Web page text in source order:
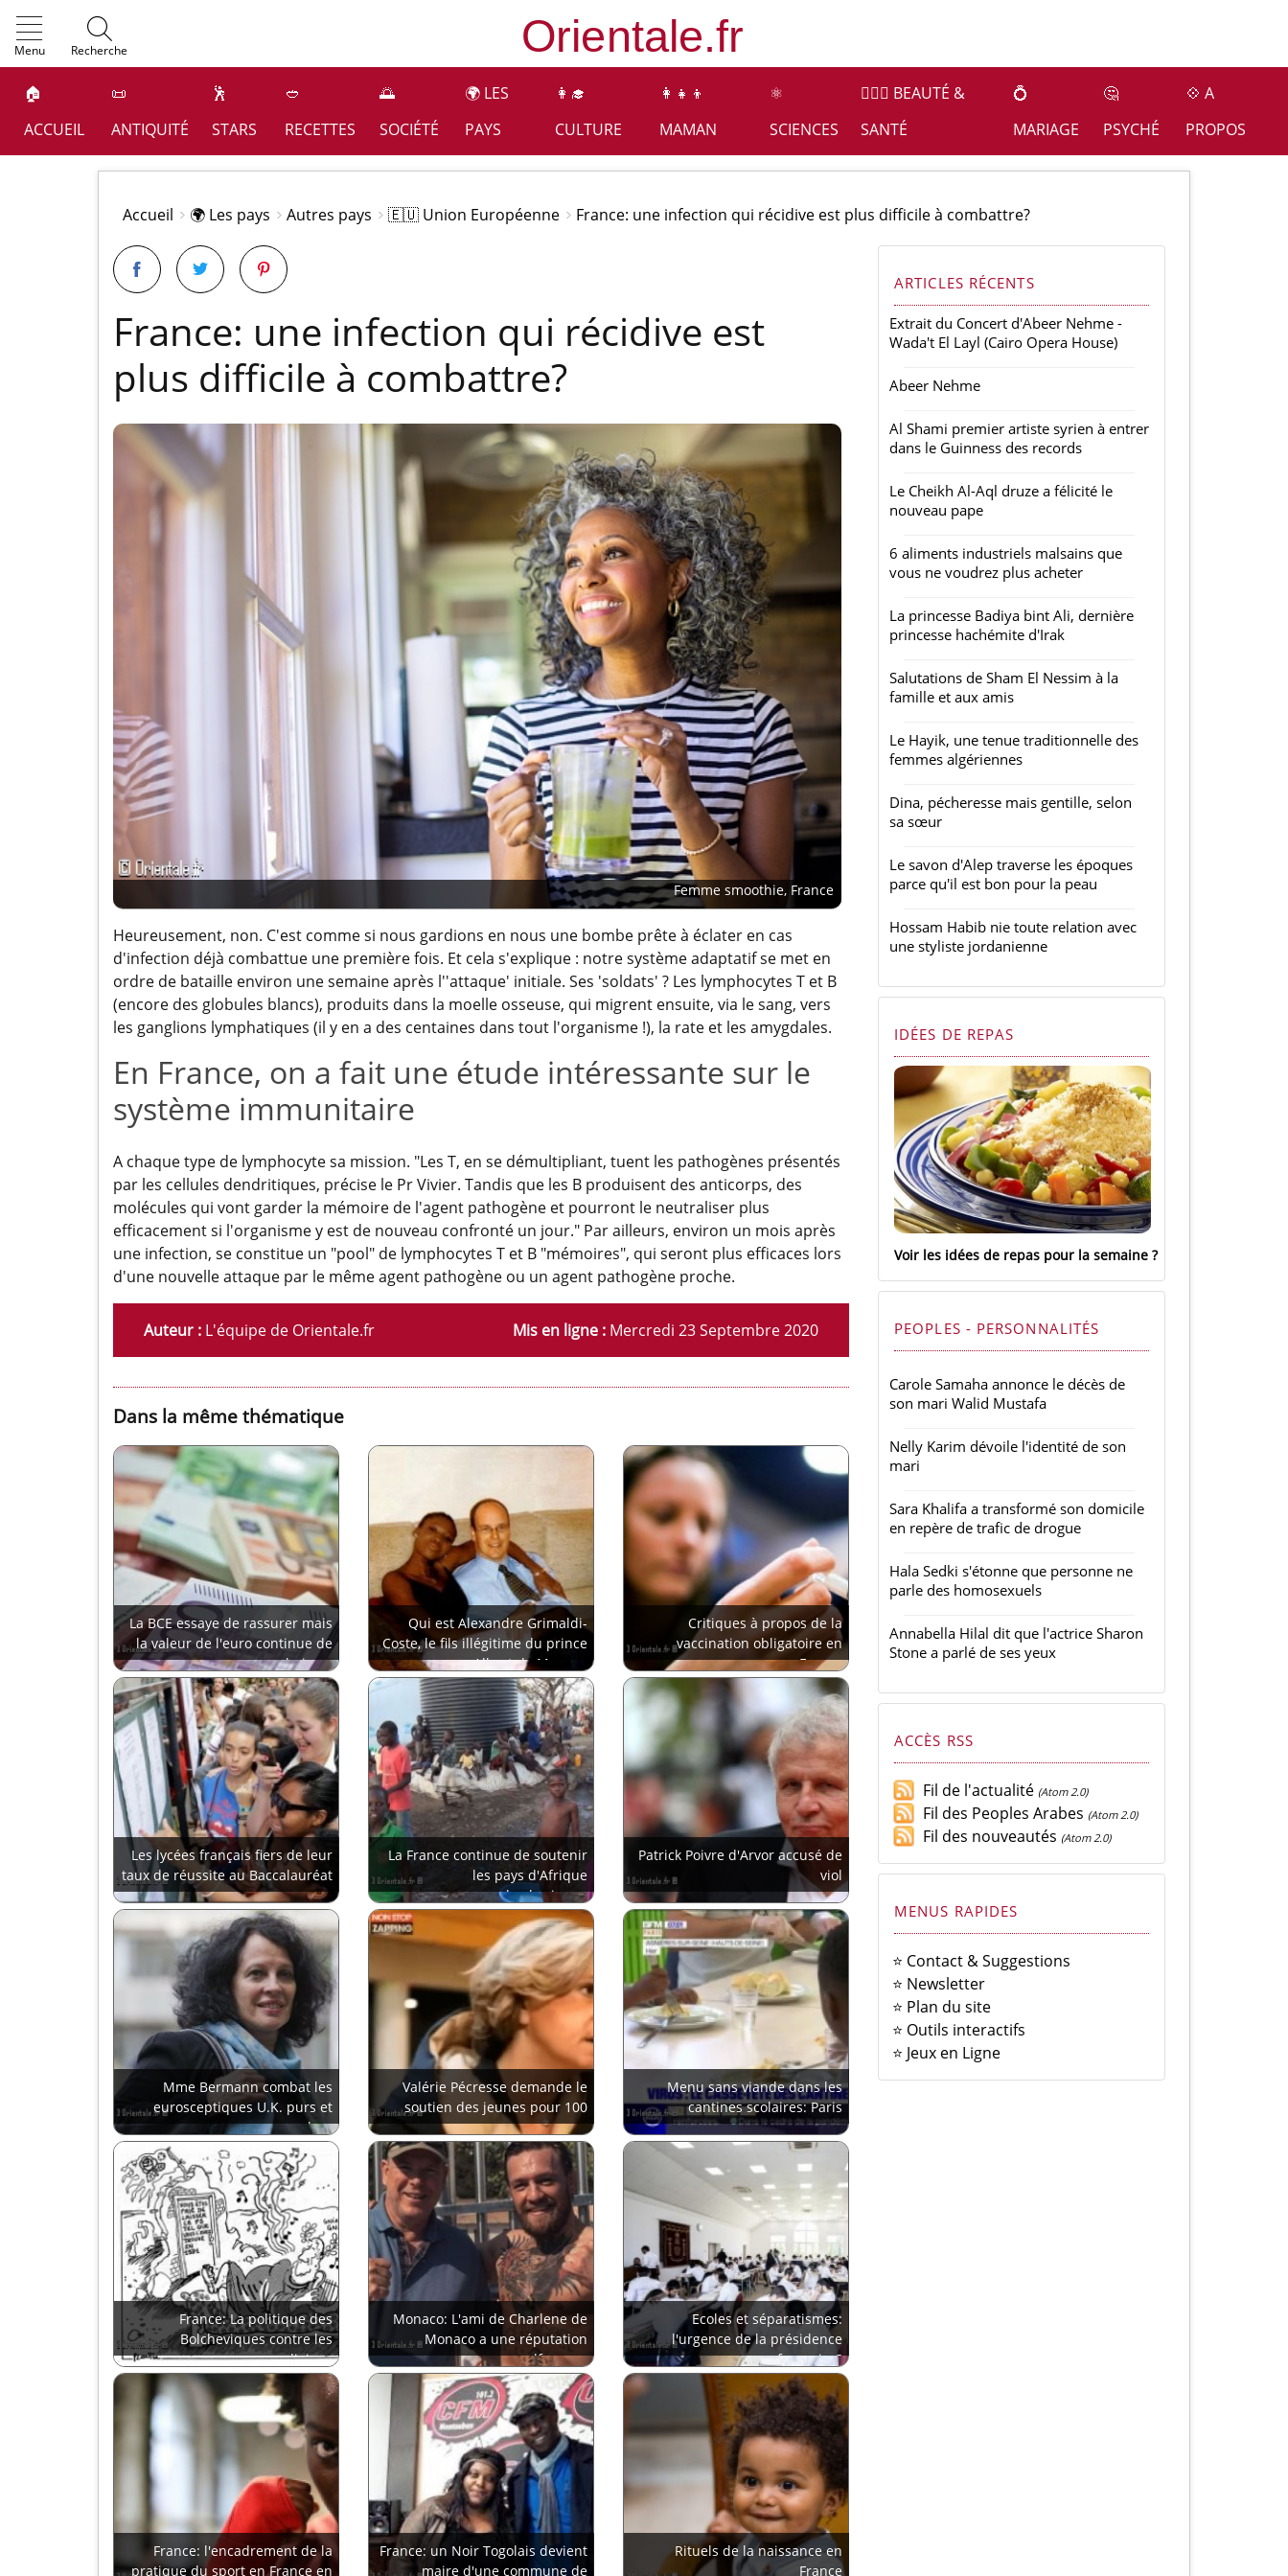
Menu Recherche
🏠
ACCUEIL
📜
ANTIQUITÉ
🕺
STARS
🥙
RECETTES
🌅
SOCIÉTÉ
🌍 LES
PAYS
👩‍🎓
CULTURE
👩‍👧‍👦
MAMAN
⚛️
SCIENCES
👩🏻‍⚕️ BEAUTÉ &
SANTÉ
💍
MARIAGE
🤔
PSYCHÉ
💠 A
PROPOS
Accueil 🌍 Les pays Autres pays 🇪🇺 Union Européenne France: une infection qui récidive est plus difficile à combattre?
France: une infection qui récidive est
plus difficile à combattre?
Femme smoothie, France
Heureusement, non. C'est comme si nous gardions en nous une bombe prête à éclater en cas
d'infection déjà combattue une première fois. Et cela s'explique : notre système adaptatif se met en
ordre de bataille environ une semaine après l''attaque' initiale. Ses 'soldats' ? Les lymphocytes T et B
(encore des globules blancs), produits dans la moelle osseuse, qui migrent ensuite, via le sang, vers
les ganglions lymphatiques (il y en a des centaines dans tout l'organisme !), la rate et les amygdales.
En France, on a fait une étude intéressante sur le
système immunitaire
A chaque type de lymphocyte sa mission. "Les T, en se démultipliant, tuent les pathogènes présentés
par les cellules dendritiques, précise le Pr Vivier. Tandis que les B produisent des anticorps, des
molécules qui vont garder la mémoire de l'agent pathogène et pourront le neutraliser plus
efficacement si l'organisme y est de nouveau confronté un jour." Par ailleurs, environ un mois après
une infection, se constitue un "pool" de lymphocytes T et B "mémoires", qui seront plus efficaces lors
d'une nouvelle attaque par le même agent pathogène ou un agent pathogène proche.
Auteur : L'équipe de Orientale.fr Mis en ligne : Mercredi 23 Septembre 2020
Dans la même thématique
La BCE essaye de rassurer mais
la valeur de l'euro continue de
baisser
Qui est Alexandre Grimaldi-
Coste, le fils illégitime du prince
Albert de Monaco
Critiques à propos de la
vaccination obligatoire en
France
Les lycées français fiers de leur
taux de réussite au Baccalauréat
La France continue de soutenir
les pays d'Afrique
subsaharienne
Patrick Poivre d'Arvor accusé de
viol
Mme Bermann combat les
eurosceptiques U.K. purs et
durs
Valérie Pécresse demande le
soutien des jeunes pour 100
euros
Menu sans viande dans les
cantines scolaires: Paris
approuve
France: La politique des
Bolcheviques contre les
religions
Monaco: L'ami de Charlene de
Monaco a une réputation
sulfureuse
Ecoles et séparatismes:
l'urgence de la présidence
française?
France: l'encadrement de la
pratique du sport en France en
France: un Noir Togolais devient
maire d'une commune de
Rituels de la naissance en
France
ARTICLES RÉCENTS
Extrait du Concert d'Abeer Nehme -
Wada't El Layl (Cairo Opera House)
Abeer Nehme
Al Shami premier artiste syrien à entrer
dans le Guinness des records
Le Cheikh Al-Aql druze a félicité le
nouveau pape
6 aliments industriels malsains que
vous ne voudrez plus acheter
La princesse Badiya bint Ali, dernière
princesse hachémite d'Irak
Salutations de Sham El Nessim à la
famille et aux amis
Le Hayik, une tenue traditionnelle des
femmes algériennes
Dina, pécheresse mais gentille, selon
sa sœur
Le savon d'Alep traverse les époques
parce qu'il est bon pour la peau
Hossam Habib nie toute relation avec
une styliste jordanienne
IDÉES DE REPAS
Voir les idées de repas pour la semaine
PEOPLES - PERSONNALITÉS
Carole Samaha annonce le décès de
son mari Walid Mustafa
Nelly Karim dévoile l'identité de son
mari
Sara Khalifa a transformé son domicile
en repère de trafic de drogue
Hala Sedki s'étonne que personne ne
parle des homosexuels
Annabella Hilal dit que l'actrice Sharon
Stone a parlé de ses yeux
ACCÈS RSS
Fil de l'actualité (Atom 2.0)
Fil des Peoples Arabes (Atom 2.0)
Fil des nouveautés (Atom 2.0)
MENUS RAPIDES
⭐ Contact & Suggestions
⭐ Newsletter
⭐ Plan du site
⭐ Outils interactifs
⭐ Jeux en Ligne